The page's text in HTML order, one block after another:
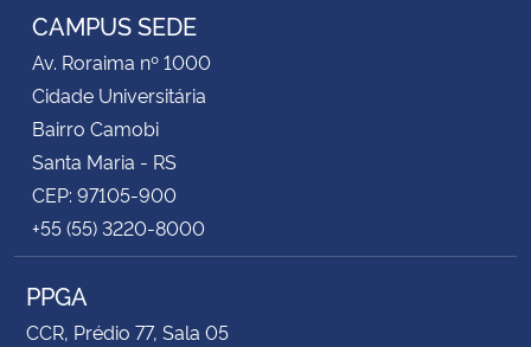
CAMPUS SEDE
Av. Roraima nº 1000
Cidade Universitária
Bairro Camobi
Santa Maria - RS
CEP: 97105-900
+55 (55) 3220-8000
PPGA
CCR, Prédio 77, Sala 05